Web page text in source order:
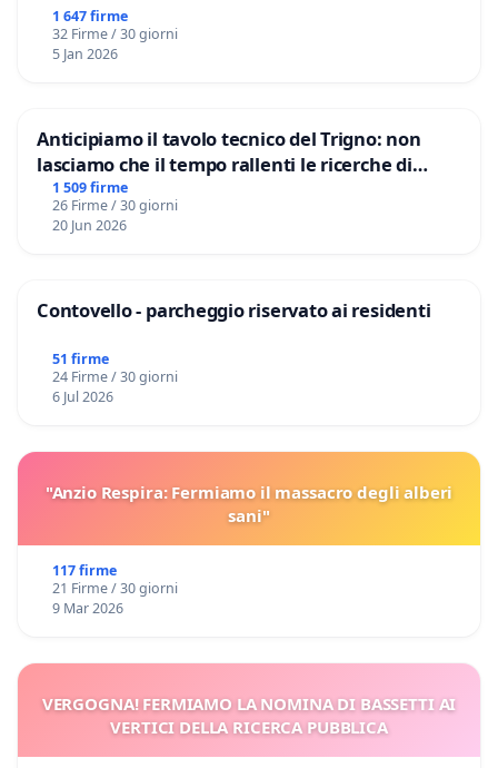
1 647 firme
32 Firme / 30 giorni
5 Jan 2026
Anticipiamo il tavolo tecnico del Trigno: non
lasciamo che il tempo rallenti le ricerche di
Domenico Racanati
1 509 firme
26 Firme / 30 giorni
20 Jun 2026
Contovello - parcheggio riservato ai residenti
51 firme
24 Firme / 30 giorni
6 Jul 2026
"Anzio Respira: Fermiamo il massacro degli alberi
sani"
117 firme
21 Firme / 30 giorni
9 Mar 2026
VERGOGNA! FERMIAMO LA NOMINA DI BASSETTI AI
VERTICI DELLA RICERCA PUBBLICA